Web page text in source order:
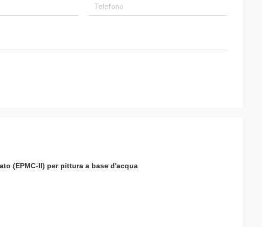
(EPMC-II) per pittura a base d'acqua